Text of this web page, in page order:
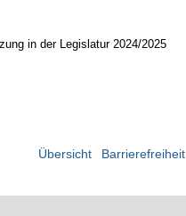
in der Legislatur 2024/2025
Übersicht Barrierefreiheit